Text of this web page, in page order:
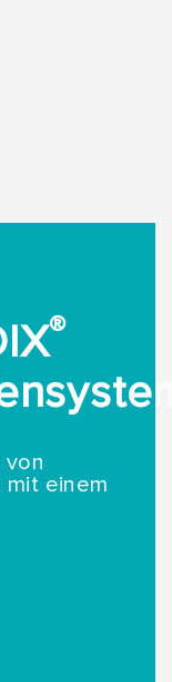
®
von
einem